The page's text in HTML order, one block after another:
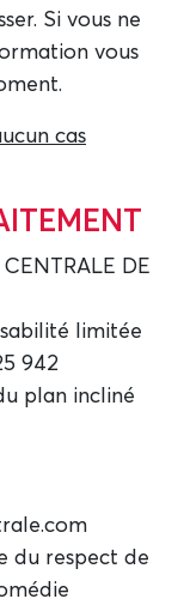
Si vous ne
vous
cas
DE
limitée
942
plan incliné
du respect de